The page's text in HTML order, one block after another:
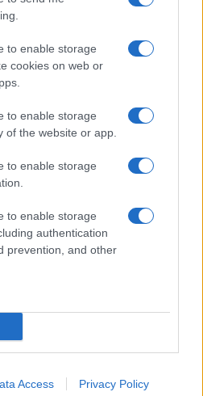
to enable storage
cookies on web or
to enable storage
of the website or app.
to enable storage
to enable storage
authentication
prevention, and other
Access Privacy Policy
tartalmazott egy
aznap Antony
kérdezi
arról, hogy a
miért ellenzi
Büntetőbíróság
bűnök miatt
szerinte a Hamász, az
a tálibok és Izrael nem
azon